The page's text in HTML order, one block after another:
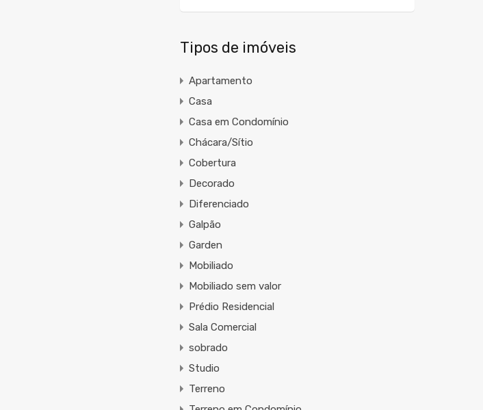
Tipos de imóveis
Apartamento
Casa
Casa em Condomínio
Chácara/Sítio
Cobertura
Decorado
Diferenciado
Galpão
Garden
Mobiliado
Mobiliado sem valor
Prédio Residencial
Sala Comercial
sobrado
Studio
Terreno